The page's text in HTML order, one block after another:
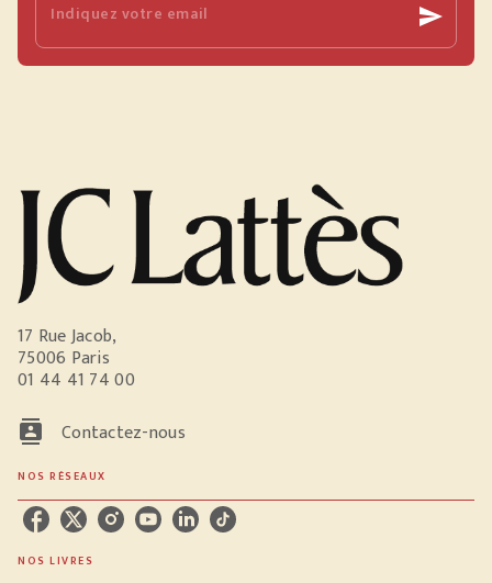
Indiquez votre email send
17 Rue Jacob,
75006 Paris
01 44 41 74 00
contacts Contactez-nous
NOS RÉSEAUX
NOS LIVRES